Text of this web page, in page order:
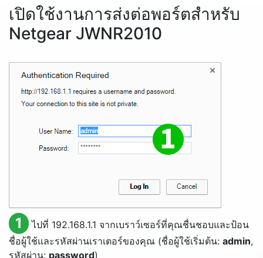
เปิดใช้งานการส่งต่อพอร์ตสำหรับ
Netgear JWNR2010
1
ไปที่ 192.168.1.1 จากเบราว์เซอร์ที่คุณชื่นชอบและป้อน
ชื่อผู้ใช้และรหัสผ่านเราเตอร์ของคุณ (ชื่อผู้ใช้เริ่มต้น: admin,
รหัสผ่าน: password)